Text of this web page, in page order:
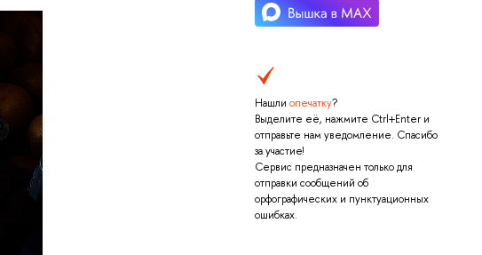
Нашли опечатку?
Выделите её, нажмите Ctrl+Enter и
отправьте нам уведомление. Спасибо
за участие!
Сервис предназначен только для
отправки сообщений об
орфографических и пунктуационных
ошибках.